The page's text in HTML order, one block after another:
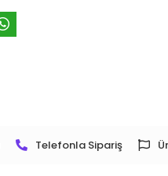
Telefonla Sipariş